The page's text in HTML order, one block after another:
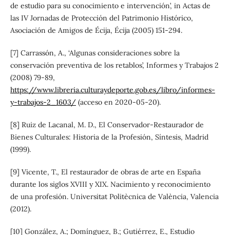
de estudio para su conocimiento e intervención’, in Actas de
las IV Jornadas de Protección del Patrimonio Histórico,
Asociación de Amigos de Écija, Écija (2005) 151-294.
[7] Carrassón, A., ‘Algunas consideraciones sobre la
conservación preventiva de los retablos’, Informes y Trabajos 2
(2008) 79-89,
https://www.libreria.culturaydeporte.gob.es/libro/informes-
y-trabajos-2_1603/(acceso en 2020-05-20).
[8] Ruiz de Lacanal, M. D., El Conservador-Restaurador de
Bienes Culturales: Historia de la Profesión, Síntesis, Madrid
(1999).
[9] Vicente, T., El restaurador de obras de arte en España
durante los siglos XVIII y XIX. Nacimiento y reconocimiento
de una profesión. Universitat Politècnica de València, Valencia
(2012).
[10] González, A.; Domínguez, B.; Gutiérrez, E., Estudio